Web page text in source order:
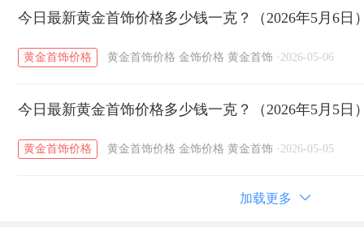
今日最新黄金首饰价格多少钱一克？（2026年5月6日
黄金首饰价格 黄金首饰价格 金饰价格 黄金首饰 · 2026-05-06
今日最新黄金首饰价格多少钱一克？（2026年5月5日
黄金首饰价格 黄金首饰价格 金饰价格 黄金首饰 · 2026-05-05
加载更多